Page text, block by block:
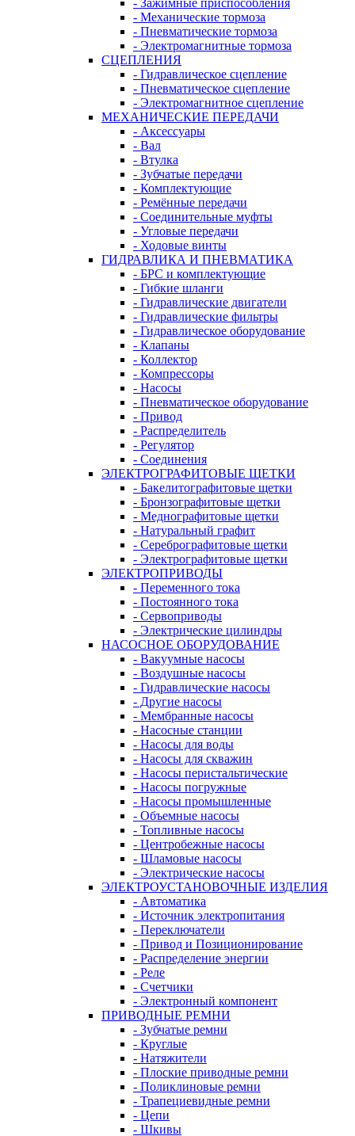
- Зажимные приспособления
- Механические тормоза
- Пневматические тормоза
- Электромагнитные тормоза
СЦЕПЛЕНИЯ
- Гидравлическое сцепление
- Пневматическое сцепление
- Электромагнитное сцепление
МЕХАНИЧЕСКИЕ ПЕРЕДАЧИ
- Аксессуары
- Вал
- Втулка
- Зубчатые передачи
- Комплектующие
- Ремённые передачи
- Соединительные муфты
- Угловые передачи
- Ходовые винты
ГИДРАВЛИКА И ПНЕВМАТИКА
- БРС и комплектующие
- Гибкие шланги
- Гидравлические двигатели
- Гидравлические фильтры
- Гидравлическое оборудование
- Клапаны
- Коллектор
- Компрессоры
- Насосы
- Пневматическое оборудование
- Привод
- Распределитель
- Регулятор
- Соединения
ЭЛЕКТРОГРАФИТОВЫЕ ЩЕТКИ
- Бакелитографитовые щетки
- Бронзографитовые щетки
- Меднографитовые щетки
- Натуральный графит
- Серебрографитовые щетки
- Электрографито­­­вые щетки
ЭЛЕКТРОПРИВОДЫ
- Переменного тока
- Постоянного тока
- Сервоприводы
- Электрические цилиндры
НАСОСНОЕ ОБОРУДОВАНИЕ
- Вакуумные насосы
- Воздушные насосы
- Гидравлические насосы
- Другие насосы
- Мембранные насосы
- Насосные станции
- Насосы для воды
- Насосы для скважин
- Насосы перистальтические
- Насосы погружные
- Насосы промышленные
- Объемные насосы
- Топливные насосы
- Центробежные насосы
- Шламовые насосы
- Электрические насосы
ЭЛЕКТРОУСТАНОВОЧНЫЕ ИЗДЕЛИЯ
- Автоматика
- Источник электропитания
- Переключатели
- Привод и Позиционирование
- Распределение энергии
- Реле
- Счетчики
- Электронный компонент
ПРИВОДНЫЕ РЕМНИ
- Зубчатые ремни
- Круглые
- Натяжители
- Плоские приводные ремни
- Поликлиновые ремни
- Трапециевидные ремни
- Цепи
- Шкивы